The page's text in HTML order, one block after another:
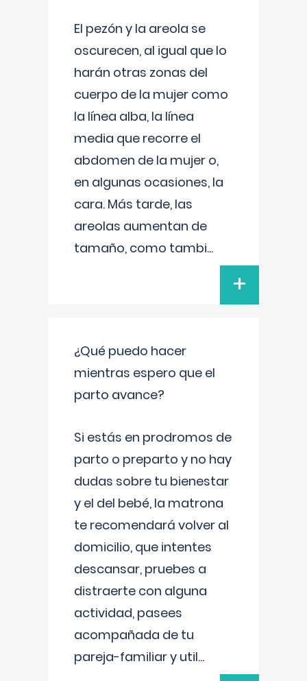
El pezón y la areola se
oscurecen, al igual que lo
harán otras zonas del
cuerpo de la mujer como
la línea alba, la línea
media que recorre el
abdomen de la mujer o,
en algunas ocasiones, la
cara. Más tarde, las
areolas aumentan de
tamaño, como tambi...
+
¿Qué puedo hacer
mientras espero que el
parto avance?
Si estás en prodromos de
parto o preparto y no hay
dudas sobre tu bienestar
y el del bebé, la matrona
te recomendará volver al
domicilio, que intentes
descansar, pruebes a
distraerte con alguna
actividad, pasees
acompañada de tu
pareja-familiar y util...